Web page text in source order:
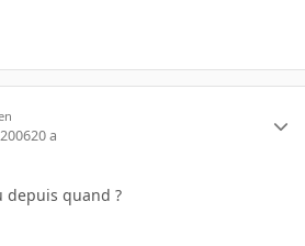
20 a
depuis quand ?